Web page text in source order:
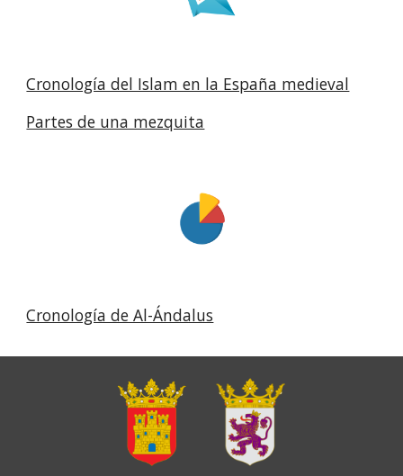
Cronología del Islam en la España medieval
Partes de una mezquita
Cronología de Al-Ándalus